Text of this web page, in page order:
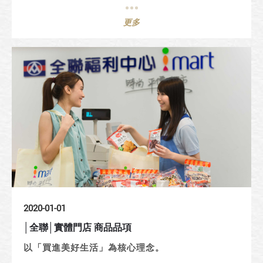
更多
2020-01-01
│全聯│實體門店 商品品項
以「買進美好生活」為核心理念。